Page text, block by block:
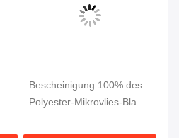
Bescheinigung 100% des
Polyester-Mikrovlies-Blase